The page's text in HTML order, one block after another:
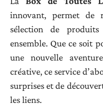
innovant, permet de
sélection de
ensemble. Que ce soit
une nouvelle
créative, ce service
surprises et de
les liens.